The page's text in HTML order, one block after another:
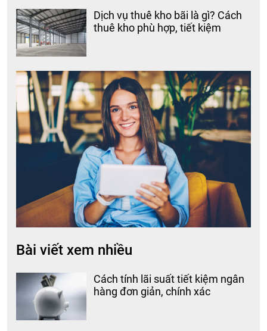
Dịch vụ thuê kho bãi là gì? Cách
thuê kho phù hợp, tiết kiệm
Bài viết xem nhiều
Cách tính lãi suất tiết kiệm ngân
hàng đơn giản, chính xác